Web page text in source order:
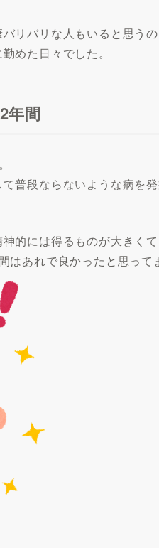
リバリな人もいると思う
めた日々でした。
年間
普段ならないような病を
的には得るものが大きく
あれで良かったと思って